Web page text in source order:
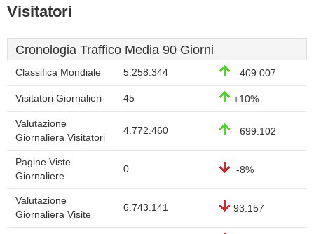
Visitatori
Cronologia Traffico Media 90 Giorni
Classifica Mondiale 5.258.344 -409.007
Visitatori Giornalieri 45 +10%
Valutazione
Giornaliera Visitatori
4.772.460 -699.102
Pagine Viste
Giornaliere
0 -8%
Valutazione
Giornaliera Visite
6.743.141 93.157